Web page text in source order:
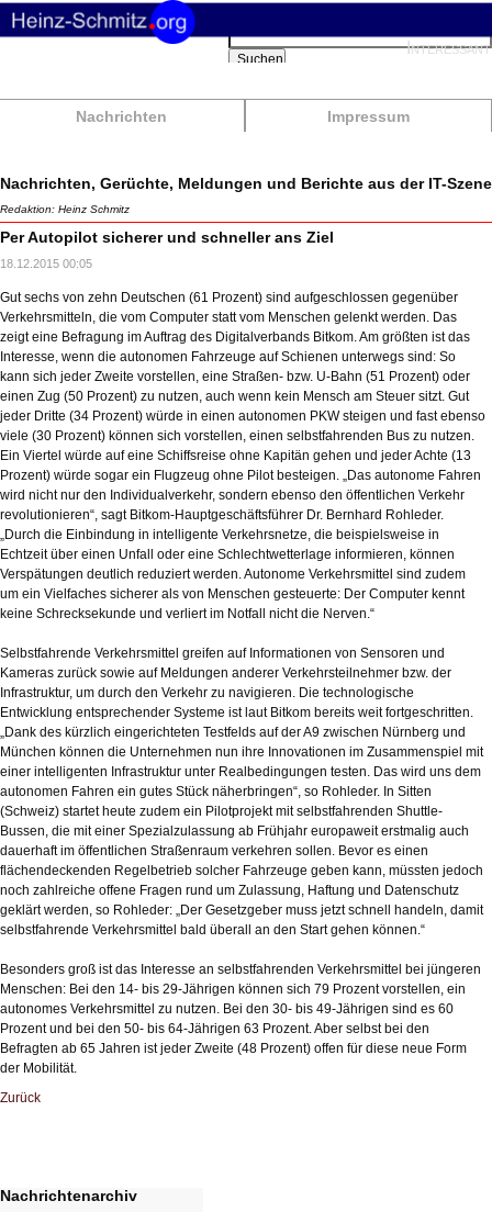
Nachrichten Impressum
Suchbegriffe
Suchen
Nachrichten, Gerüchte, Meldungen und Berichte aus der IT-Szene
Redaktion: Heinz Schmitz
Per Autopilot sicherer und schneller ans Ziel
18.12.2015 00:05
Gut sechs von zehn Deutschen (61 Prozent) sind aufgeschlossen gegenüber
Verkehrsmitteln, die vom Computer statt vom Menschen gelenkt werden. Das
zeigt eine Befragung im Auftrag des Digitalverbands Bitkom. Am größten ist das
Interesse, wenn die autonomen Fahrzeuge auf Schienen unterwegs sind: So
kann sich jeder Zweite vorstellen, eine Straßen- bzw. U-Bahn (51 Prozent) oder
einen Zug (50 Prozent) zu nutzen, auch wenn kein Mensch am Steuer sitzt. Gut
jeder Dritte (34 Prozent) würde in einen autonomen PKW steigen und fast ebenso
viele (30 Prozent) können sich vorstellen, einen selbstfahrenden Bus zu nutzen.
Ein Viertel würde auf eine Schiffsreise ohne Kapitän gehen und jeder Achte (13
Prozent) würde sogar ein Flugzeug ohne Pilot besteigen. „Das autonome Fahren
wird nicht nur den Individualverkehr, sondern ebenso den öffentlichen Verkehr
revolutionieren“, sagt Bitkom-Hauptgeschäftsführer Dr. Bernhard Rohleder.
„Durch die Einbindung in intelligente Verkehrsnetze, die beispielsweise in
Echtzeit über einen Unfall oder eine Schlechtwetterlage informieren, können
Verspätungen deutlich reduziert werden. Autonome Verkehrsmittel sind zudem
um ein Vielfaches sicherer als von Menschen gesteuerte: Der Computer kennt
keine Schrecksekunde und verliert im Notfall nicht die Nerven.“
Selbstfahrende Verkehrsmittel greifen auf Informationen von Sensoren und
Kameras zurück sowie auf Meldungen anderer Verkehrsteilnehmer bzw. der
Infrastruktur, um durch den Verkehr zu navigieren. Die technologische
Entwicklung entsprechender Systeme ist laut Bitkom bereits weit fortgeschritten.
„Dank des kürzlich eingerichteten Testfelds auf der A9 zwischen Nürnberg und
München können die Unternehmen nun ihre Innovationen im Zusammenspiel mit
einer intelligenten Infrastruktur unter Realbedingungen testen. Das wird uns dem
autonomen Fahren ein gutes Stück näherbringen“, so Rohleder. In Sitten
(Schweiz) startet heute zudem ein Pilotprojekt mit selbstfahrenden Shuttle-
Bussen, die mit einer Spezialzulassung ab Frühjahr europaweit erstmalig auch
dauerhaft im öffentlichen Straßenraum verkehren sollen. Bevor es einen
flächendeckenden Regelbetrieb solcher Fahrzeuge geben kann, müssten jedoch
noch zahlreiche offene Fragen rund um Zulassung, Haftung und Datenschutz
geklärt werden, so Rohleder: „Der Gesetzgeber muss jetzt schnell handeln, damit
selbstfahrende Verkehrsmittel bald überall an den Start gehen können.“
Besonders groß ist das Interesse an selbstfahrenden Verkehrsmittel bei jüngeren
Menschen: Bei den 14- bis 29-Jährigen können sich 79 Prozent vorstellen, ein
autonomes Verkehrsmittel zu nutzen. Bei den 30- bis 49-Jährigen sind es 60
Prozent und bei den 50- bis 64-Jährigen 63 Prozent. Aber selbst bei den
Befragten ab 65 Jahren ist jeder Zweite (48 Prozent) offen für diese neue Form
der Mobilität.
Zurück
Nachrichtenarchiv